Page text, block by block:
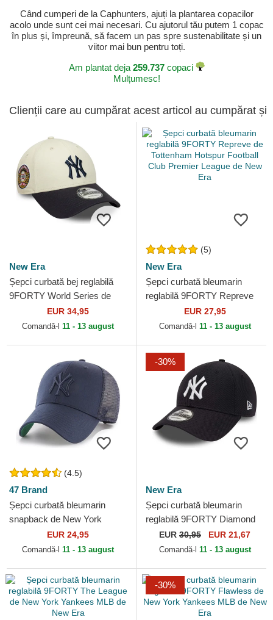
Când cumperi de la Caphunters, ajuți la plantarea copacilor
acolo unde sunt cei mai necesari. Cu ajutorul tău putem 1 copac
în plus și, împreună, să facem un pas spre sustenabilitate și un
viitor mai bun pentru toți.
Am plantat deja 259.737copaci
Mulțumesc!
Clienții care au cumpărat acest articol au cumpărat și
New Era
Șepci curbată bej reglabilă
9FORTY World Series de
New York Yankees MLB de
New Era
EUR 34,95
Comandă-l 11 - 13 august
(5)
New Era
Șepci curbată bleumarin
reglabilă 9FORTY Repreve
de Tottenham Hotspur
Football Club Premier...
EUR 27,95
Comandă-l 11 - 13 august
(4.5)
47 Brand
Șepci curbată bleumarin
snapback de New York
Yankees MLB de 47 Brand
EUR 24,95
Comandă-l 11 - 13 august
-30%
New Era
Șepci curbată bleumarin
reglabilă 9FORTY Diamond
Era Essential de New York
Yankees MLB de New Era
EUR 30,95 EUR 21,67
Comandă-l 11 - 13 august
-30%